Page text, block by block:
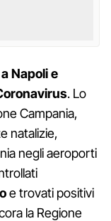
Napoli e
. Lo
Campania,
natalizie,
negli aeroporti
e trovati positivi
la Regione